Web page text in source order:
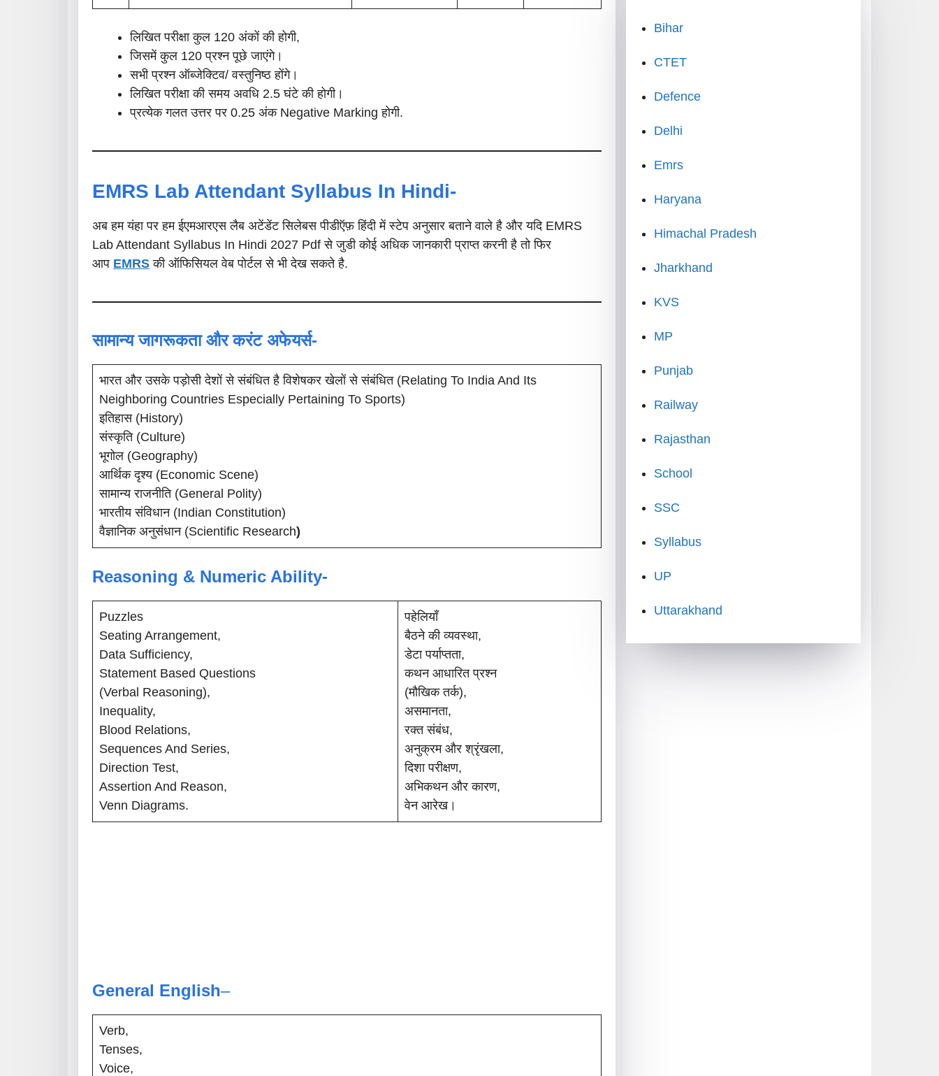
लिखित परीक्षा कुल 120 अंकों की होगी,
जिसमें कुल 120 प्रश्न पूछे जाएंगे।
सभी प्रश्न ऑब्जेक्टिव/ वस्तुनिष्ठ होंगे।
लिखित परीक्षा की समय अवधि 2.5 घंटे की होगी।
प्रत्येक गलत उत्तर पर 0.25 अंक Negative Marking होगी.
EMRS Lab Attendant Syllabus In Hindi-
अब हम यंहा पर हम ईएमआरएस लैब अटेंडेंट सिलेबस पीडीऍफ़ हिंदी में स्टेप अनुसार बताने वाले है और यदि EMRS
Lab Attendant Syllabus In Hindi 2027 Pdf से जुडी कोई अधिक जानकारी प्राप्त करनी है तो फिर
आप EMRS की ऑफिसियल वेब पोर्टल से भी देख सकते है.
सामान्य जागरूकता और करंट अफेयर्स-
भारत और उसके पड़ोसी देशों से संबंधित है विशेषकर खेलों से संबंधित (Relating To India And Its
Neighboring Countries Especially Pertaining To Sports)
इतिहास (History)
संस्कृति (Culture)
भूगोल (Geography)
आर्थिक दृश्य (Economic Scene)
सामान्य राजनीति (General Polity)
भारतीय संविधान (Indian Constitution)
वैज्ञानिक अनुसंधान (Scientific Research)
Reasoning & Numeric Ability-
Puzzles
Seating Arrangement,
Data Sufficiency,
Statement Based Questions
(Verbal Reasoning),
Inequality,
Blood Relations,
Sequences And Series,
Direction Test,
Assertion And Reason,
Venn Diagrams.
पहेलियाँ
बैठने की व्यवस्था,
डेटा पर्याप्तता,
कथन आधारित प्रश्न
(मौखिक तर्क),
असमानता,
रक्त संबंध,
अनुक्रम और श्रृंखला,
दिशा परीक्षण,
अभिकथन और कारण,
वेन आरेख।
General English–
Verb,
Tenses,
Voice,
Bihar
CTET
Defence
Delhi
Emrs
Haryana
Himachal Pradesh
Jharkhand
KVS
MP
Punjab
Railway
Rajasthan
School
SSC
Syllabus
UP
Uttarakhand